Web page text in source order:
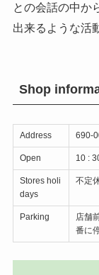
との会話の中か
出来るような活
Shop
Address 690-
Open 10 :
Stores holi
days
不定
Parking
店舗
番に